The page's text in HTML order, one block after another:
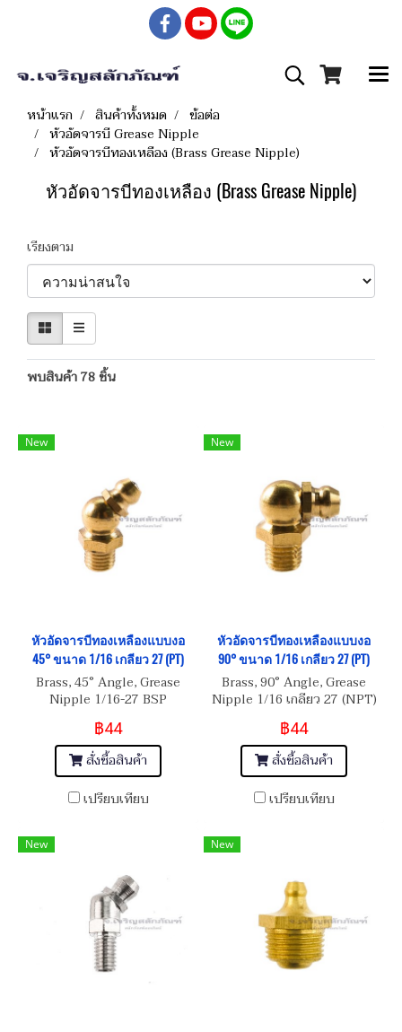
หน้าแรก สินค้าทั้งหมด
ข้อต่อ
หัวอัดจารบี Grease Nipple
หัวอัดจารบีทองเหลือง (Brass Grease Nipple)
หัวอัดจารบีทองเหลือง (Brass Grease Nipple)
เรียงตาม
พบสินค้า 78 ชิ้น
New
หัวอัดจารบีทองเหลืองแบบงอ
45° ขนาด 1/16 เกลียว 27 (PT)
Brass, 45° Angle, Grease
Nipple 1/16-27 BSP
฿44
สั่งซื้อสินค้า
เปรียบเทียบ
New
หัวอัดจารบีทองเหลืองแบบงอ
90° ขนาด 1/16 เกลียว 27 (PT)
Brass, 90° Angle, Grease
Nipple 1/16 เกลียว 27 (NPT)
฿44
สั่งซื้อสินค้า
เปรียบเทียบ
New New